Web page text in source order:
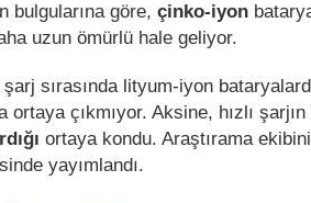
bulgularına göre, çinko-iyon
uzun ömürlü hale geliyor.
şarj sırasında lityum-iyon
çıkmıyor. Aksine, hızlı şarjın
ortaya kondu. Araştırama
yayımlandı.